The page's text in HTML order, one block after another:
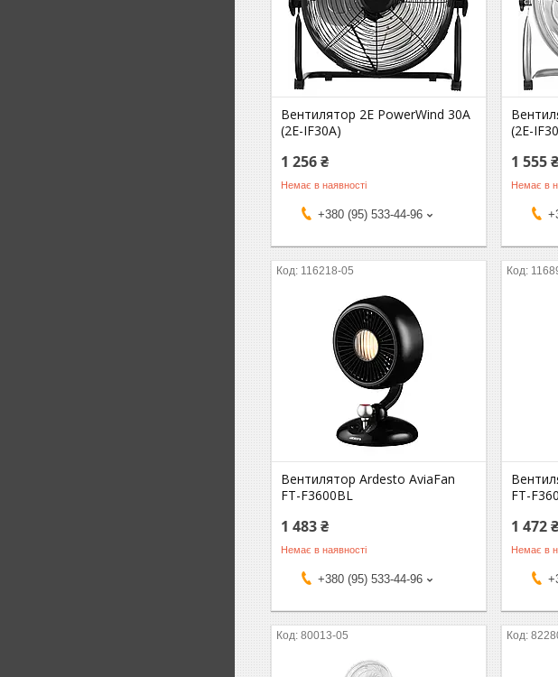
Вентилятор 2E PowerWind 30A
(2E-IF30A)
1 256 ₴
Немає в наявності
+380 (95) 533-44-96
(2E-
1 555 ₴
Немає в
116218-05
Вентилятор Ardesto AviaFan
FT-F3600BL
1 483 ₴
Немає в наявності
+380 (95) 533-44-96
FT-
1 472 ₴
Немає в
80013-05